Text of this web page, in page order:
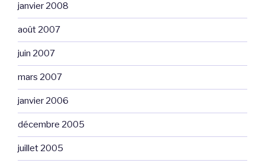
janvier 2008
août 2007
juin 2007
mars 2007
janvier 2006
décembre 2005
juillet 2005